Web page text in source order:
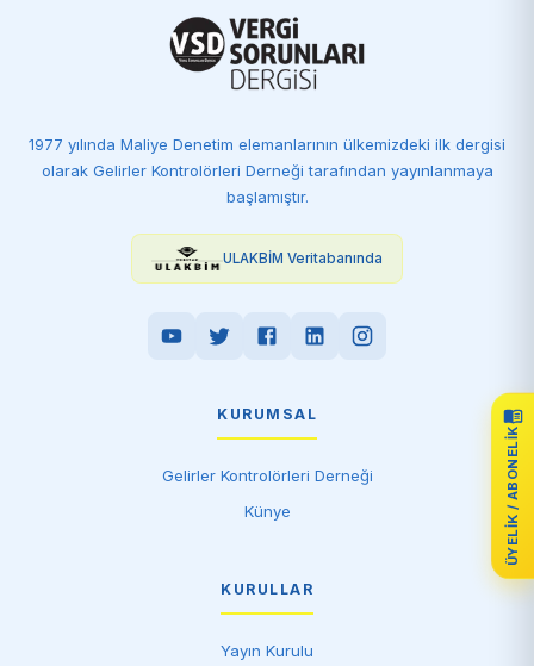
ÜYELIK / ABONELIK
1977 yılında Maliye Denetim elemanlarının ülkemizdeki ilk dergisi
olarak Gelirler Kontrolörleri Derneği tarafından yayınlanmaya
başlamıştır.
ULAKBİM Veritabanında
KURUMSAL
Gelirler Kontrolörleri Derneği
Künye
KURULLAR
Yayın Kurulu